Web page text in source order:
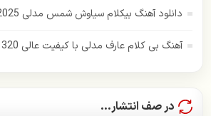
ساسی مانکن
سالار عقیلی
دانلود آهنگ بیکلام سیاوش شمس مدلی 2025
آهنگ بی کلام عارف مدلی با کیفیت عالی 320
در صف انتشار...